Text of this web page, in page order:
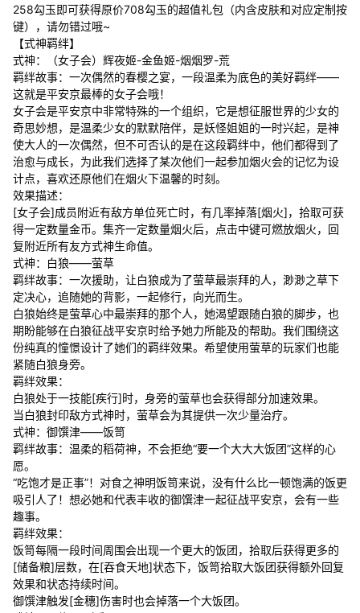
258勾玉即可获得原价708勾玉的超值礼包（内含皮肤和对应定制按
键），请勿错过哦~
【式神羁绊】
式神：（女子会）辉夜姬-金鱼姬-烟烟罗-荒
羁绊故事：一次偶然的春樱之宴，一段温柔为底色的美好羁绊——
这就是平安京最棒的女子会哦！
女子会是平安京中非常特殊的一个组织，它是想征服世界的少女的
奇思妙想，是温柔少女的默默陪伴，是妖怪姐姐的一时兴起，是神
使大人的一次偶然，但不可否认的是在这段羁绊中，他们都得到了
治愈与成长，为此我们选择了某次他们一起参加烟火会的记忆为设
计点，喜欢还原他们在烟火下温馨的时刻。
效果描述：
[女子会]成员附近有敌方单位死亡时，有几率掉落[烟火]，拾取可获
得一定数量金币。集齐一定数量烟火后，点击中键可燃放烟火，回
复附近所有友方式神生命值。
式神：白狼——萤草
羁绊故事：一次援助，让白狼成为了萤草最崇拜的人，渺渺之草下
定决心，追随她的背影，一起修行，向光而生。
白狼始终是萤草心中最崇拜的那个人，她渴望跟随白狼的脚步，也
期盼能够在白狼征战平安京时给予她力所能及的帮助。我们围绕这
份纯真的憧憬设计了她们的羁绊效果。希望使用萤草的玩家们也能
紧随白狼身旁。
羁绊效果：
白狼处于一技能[疾行]时，身旁的萤草也会获得部分加速效果。
当白狼封印敌方式神时，萤草会为其提供一次少量治疗。
式神：御馔津——饭笥
羁绊故事：温柔的稻荷神，不会拒绝“要一个大大大饭团”这样的心
愿。
“吃饱才是正事”！对食之神明饭笥来说，没有什么比一顿饱满的饭更
吸引人了！想必她和代表丰收的御馔津一起征战平安京，会有一些
趣事。
羁绊效果：
饭笥每隔一段时间周围会出现一个更大的饭团，拾取后获得更多的
[储备粮]层数，在[吞食天地]状态下，饭笥拾取大饭团获得额外回复
效果和状态持续时间。
御馔津触发[金穗]伤害时也会掉落一个大饭团。